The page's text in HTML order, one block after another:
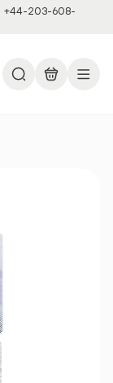
+44-203-608-